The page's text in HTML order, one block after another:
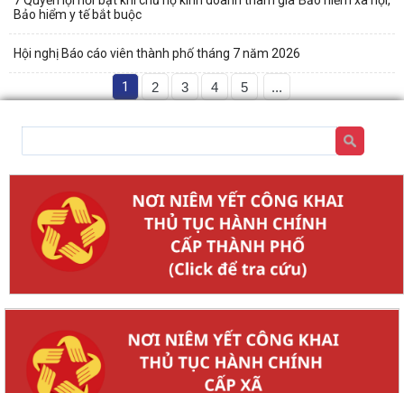
Bảo hiểm y tế bắt buộc
Hội nghị Báo cáo viên thành phố tháng 7 năm 2026
1 2 3 4 5 ...